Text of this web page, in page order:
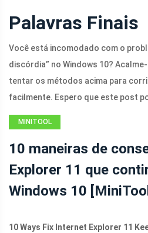
Palavras Finais
Você está incomodado com o
discórdia” no Windows 10?
tentar os métodos acima para
facilmente. Espero que este post
MINITOOL
10 maneiras de
Explorer 11 que
Windows 10
10 Ways Fix Internet Explorer 11